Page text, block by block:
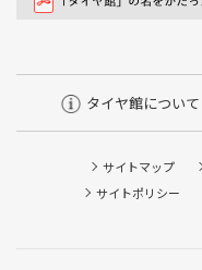
タイヤ館について
サイトマップ
サイトポリシー